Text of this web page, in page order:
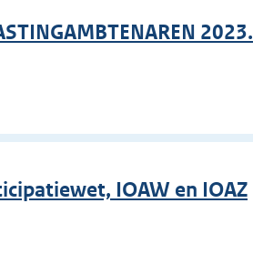
2023.
IOAW en IOAZ